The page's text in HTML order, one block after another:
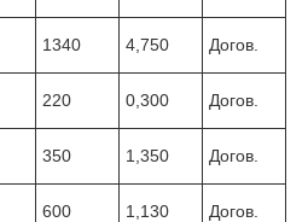
1340 4,750 Догов.
220 0,300 Догов.
350 1,350 Догов.
600 1,130 Догов.